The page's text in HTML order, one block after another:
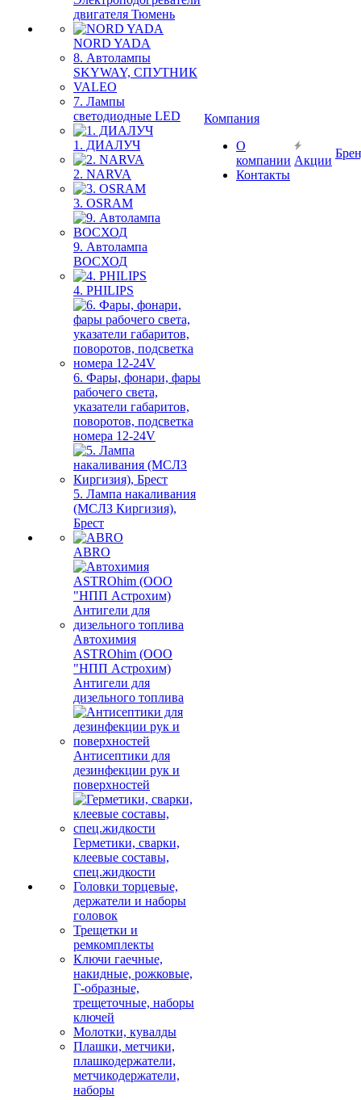
двигателя Тюмень
NORD YADA
8. Автолампы
SKYWAY, СПУТНИК
VALEO
7. Лампы
светодиодные LED
1. ДИАЛУЧ
2. NARVA
3. OSRAM
9. Автолампа
ВОСХОД
4. PHILIPS
6. Фары, фонари, фары
рабочего света,
указатели габаритов,
поворотов, подсветка
номера 12-24V
5. Лампа накаливания
(МСЛЗ Киргизия),
Брест
ABRO
Автохимия
ASTROhim (ООО
"НПП Астрохим)
Антигели для
дизельного топлива
Антисептики для
дезинфекции рук и
поверхностей
Герметики, сварки,
клеевые составы,
спец.жидкости
Головки торцевые,
держатели и наборы
головок
Трещетки и
ремкомплекты
Ключи гаечные,
накидные, рожковые,
Г-образные,
трещеточные, наборы
ключей
Молотки, кувалды
Плашки, метчики,
плашкодержатели,
метчикодержатели,
наборы
Компания
О
компании
Контакты
Акции